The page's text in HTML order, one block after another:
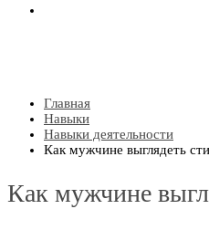
Главная
Навыки
Навыки деятельности
Как мужчине выглядеть
Как мужчине